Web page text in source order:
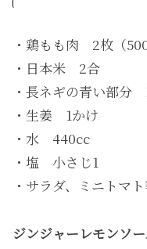
・鶏もも肉 2枚（
・日本米 2合
・長ネギの青い部分
・生姜 1かけ
・水 440cc
・塩 小さじ1
・サラダ、ミニトマ
ジンジャーレモンソ